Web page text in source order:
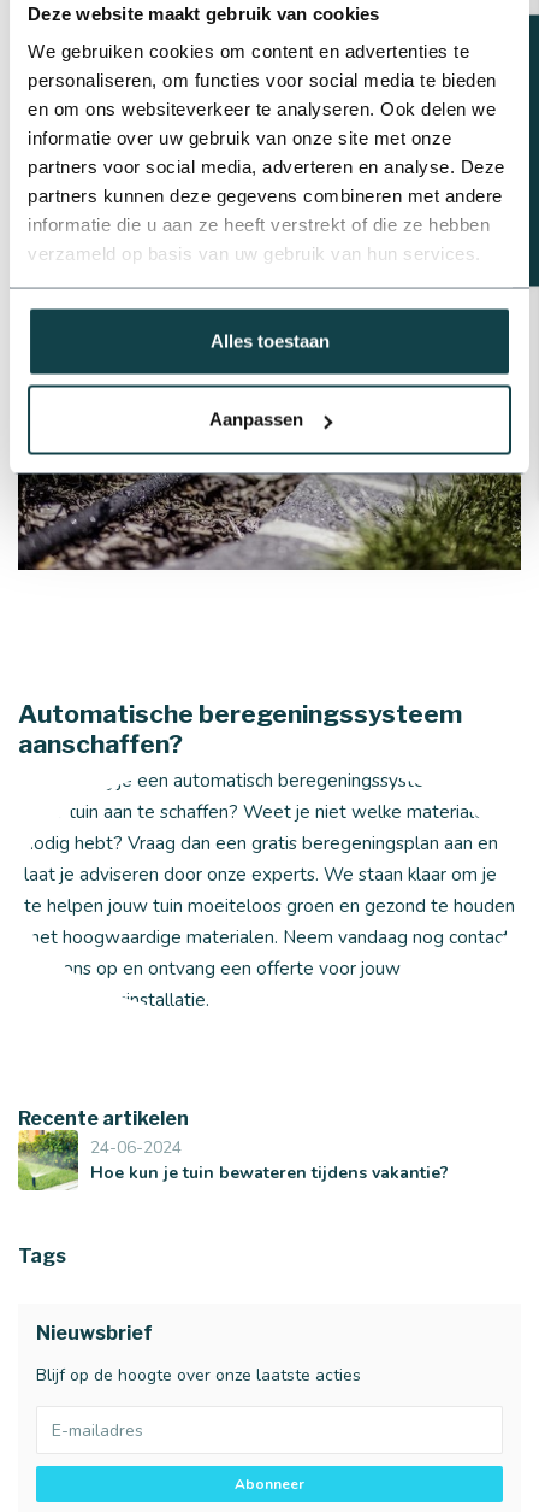
Deze website maakt gebruik van cookies
We gebruiken cookies om content en advertenties te
personaliseren, om functies voor social media te bieden
en om ons websiteverkeer te analyseren. Ook delen we
informatie over uw gebruik van onze site met onze
partners voor social media, adverteren en analyse. Deze
partners kunnen deze gegevens combineren met andere
informatie die u aan ze heeft verstrekt of die ze hebben
verzameld op basis van uw gebruik van hun services.
Alles toestaan
Aanpassen
beregeningssysteem compleet te maken. De complete
beregeningssets zijn zorgvuldig samengesteld om aan jouw
wensen te voldoen.
Automatische beregeningssysteem
aanschaffen?
Overweeg je een automatisch beregeningssysteem voor
jouw tuin aan te schaffen? Weet je niet welke materialen je
nodig hebt? Vraag dan een gratis beregeningsplan aan en
laat je adviseren door onze experts. We staan klaar om je
te helpen jouw tuin moeiteloos groen en gezond te houden
met hoogwaardige materialen. Neem vandaag nog contact
met ons op en ontvang een offerte voor jouw
beregeningsinstallatie.
Recente artikelen
24-06-2024
Hoe kun je tuin bewateren tijdens vakantie?
Tags
Nieuwsbrief
Blijf op de hoogte over onze laatste acties
Abonneer
Beregeningsplan?